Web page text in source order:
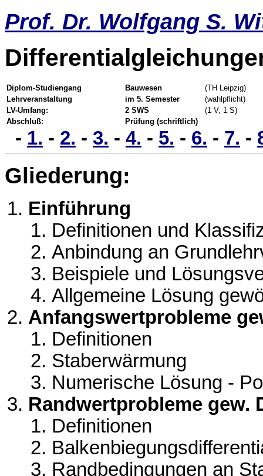
Prof. Dr. Wolfgang S.
Diplom-Studiengang Bauwesen
(TH Leipzig)
Lehrveranstaltung
im 5. Semester
(wahlpflicht)
LV-Umfang:
2 SWS
(1 V, 1 S)
Abschluß:
Prüfung (schriftlich)
- 1. - 2. - 3. - 4. - 5. - 6. - 7. -
Gliederung:
Einführung
Definitionen und
Anbindung an
Beispiele und
Allgemeine Lösung
Anfangswertprobleme
Definitionen
Staberwärmung
Numerische Lösung -
Randwertprobleme gew.
Definitionen
Randbedingungen an